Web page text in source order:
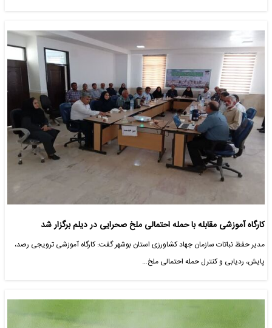
کارگاه آموزشی مقابله با حمله احتمالی ملخ صحرایی در دیلم برگزار شد
مدیر حفظ نباتات سازمان جهاد کشاورزی استان بوشهر گفت: کارگاه آموزشی ترویجی رصد،
پایش، ردیابی و کنترل حمله احتمالی ملخ…